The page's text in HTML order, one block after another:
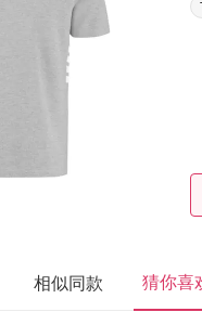
相似同款 猜你喜